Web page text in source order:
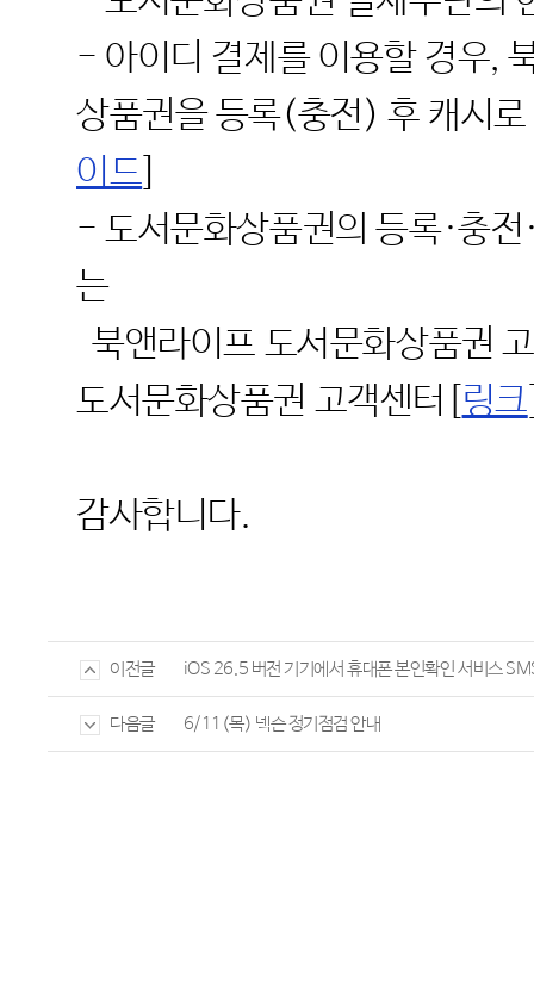
- 아이디 결제를 이용할 경우,
상품권을 등록(충전) 후 캐시
이드
- 도서문화상품권의 등록·충
는
북앤라이프 도서문화상품권
도서문화상품권 고객센터[ 링크
감사합니다.
이전글 iOS 26.5 버전 기기에서 휴대폰 본인확인 서비스
다음글 6/11(목) 넥슨 정기점검 안내